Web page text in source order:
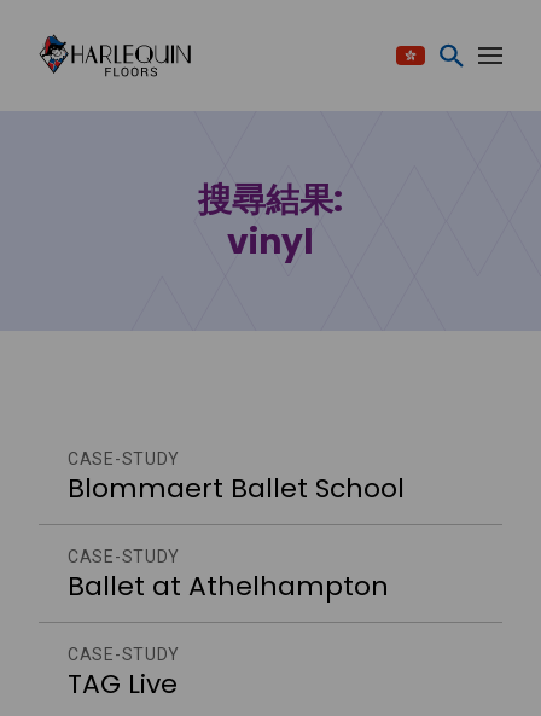
搜尋結果:
vinyl
CASE-STUDY
Blommaert Ballet School
CASE-STUDY
Ballet at Athelhampton
CASE-STUDY
TAG Live